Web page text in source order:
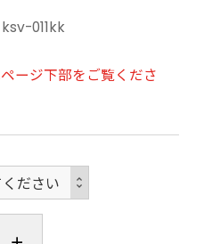
011kk
ージ下部をご覧くださ